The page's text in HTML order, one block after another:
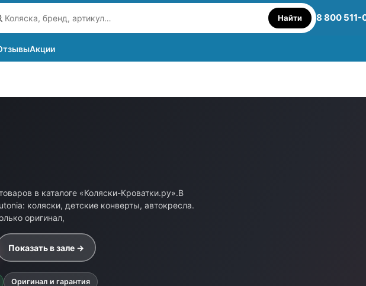
Найти 8 800
Акции
в каталоге «Коляски-Кроватки.ру».В
коляски, детские конверты, автокресла.
оригинал,
Показать в зале →
Оригинал и гарантия